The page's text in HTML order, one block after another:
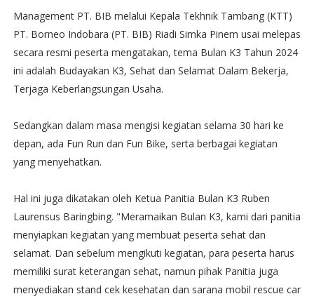
Management PT. BIB melalui Kepala Tekhnik Tambang (KTT)
PT. Borneo Indobara (PT. BIB) Riadi Simka Pinem usai melepas
secara resmi peserta mengatakan, tema Bulan K3 Tahun 2024
ini adalah Budayakan K3, Sehat dan Selamat Dalam Bekerja,
Terjaga Keberlangsungan Usaha.
Sedangkan dalam masa mengisi kegiatan selama 30 hari ke
depan, ada Fun Run dan Fun Bike, serta berbagai kegiatan
yang menyehatkan.
Hal ini juga dikatakan oleh Ketua Panitia Bulan K3 Ruben
Laurensus Baringbing. "Meramaikan Bulan K3, kami dari panitia
menyiapkan kegiatan yang membuat peserta sehat dan
selamat. Dan sebelum mengikuti kegiatan, para peserta harus
memiliki surat keterangan sehat, namun pihak Panitia juga
menyediakan stand cek kesehatan dan sarana mobil rescue car